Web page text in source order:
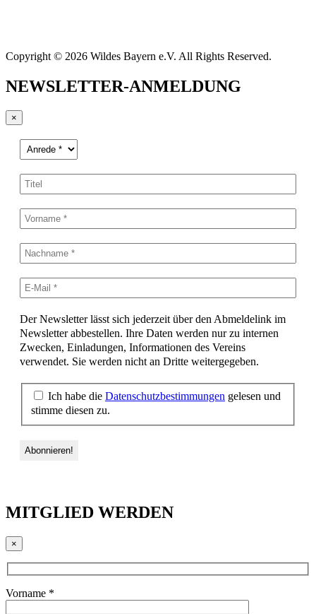
Copyright © 2026 Wildes Bayern e.V. All Rights Reserved.
NEWSLETTER-ANMELDUNG
×
Der Newsletter lässt sich jederzeit über den Abmeldelink im
Newsletter abbestellen. Ihre Daten werden nur zu internen
Zwecken, Einladungen, Informationen des Vereins
verwendet. Sie werden nicht an Dritte weitergegeben.
Ich habe die Datenschutzbestimmungen gelesen und
stimme diesen zu.
MITGLIED WERDEN
×
Vorname *